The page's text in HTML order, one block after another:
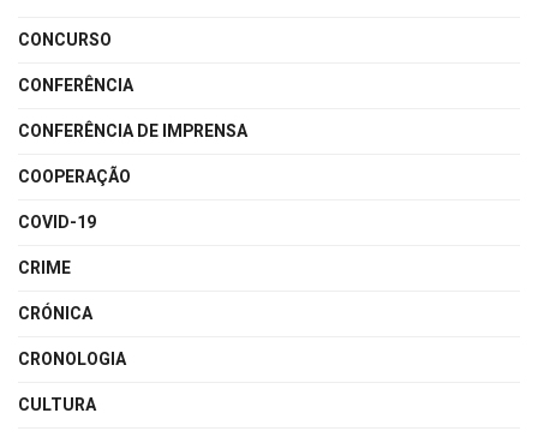
CONCURSO
CONFERÊNCIA
CONFERÊNCIA DE IMPRENSA
COOPERAÇÃO
COVID-19
CRIME
CRÓNICA
CRONOLOGIA
CULTURA